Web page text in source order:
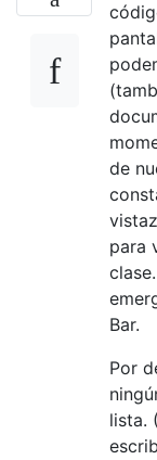
de
para
Bar.
Por
lista.